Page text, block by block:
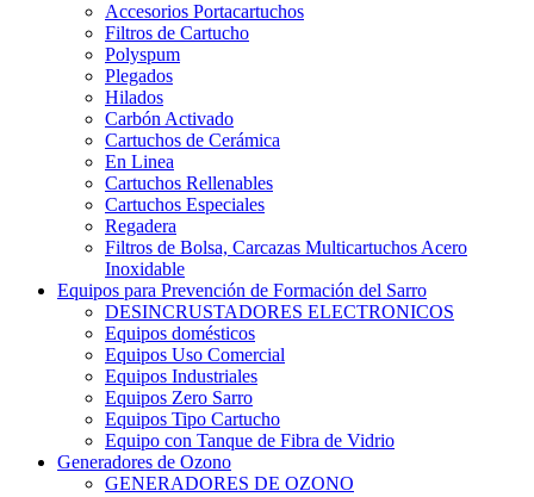
Accesorios Portacartuchos
Filtros de Cartucho
Polyspum
Plegados
Hilados
Carbón Activado
Cartuchos de Cerámica
En Linea
Cartuchos Rellenables
Cartuchos Especiales
Regadera
Filtros de Bolsa, Carcazas Multicartuchos Acero
Inoxidable
Equipos para Prevención de Formación del Sarro
DESINCRUSTADORES ELECTRONICOS
Equipos domésticos
Equipos Uso Comercial
Equipos Industriales
Equipos Zero Sarro
Equipos Tipo Cartucho
Equipo con Tanque de Fibra de Vidrio
Generadores de Ozono
GENERADORES DE OZONO